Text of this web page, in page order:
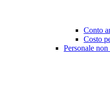
Conto
Costo
Personale